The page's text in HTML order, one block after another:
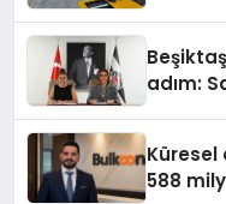
adım:
Küresel
588